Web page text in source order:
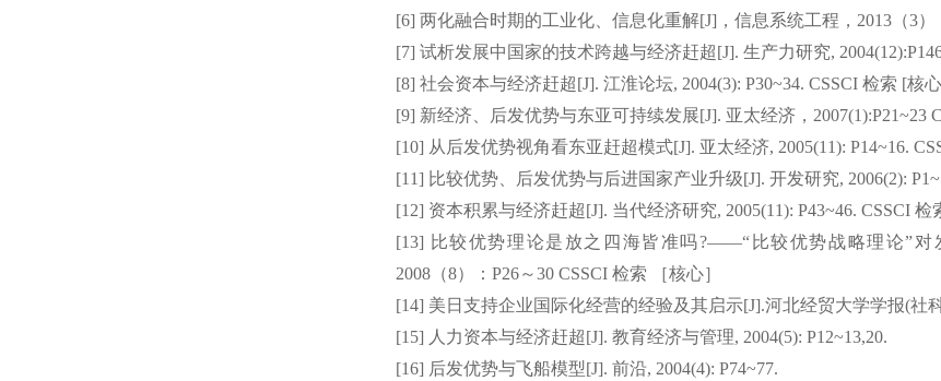
[6] 两化融合时期的工业化、 信息化重解[J] ，信息系统工程， 2013 （3）
[7] 试析发展中国家的技术跨越与经济赶超[J]. 生产力研究,
[8] 社会资本与经济赶超[J]. 江淮论坛, 2004(3): P30~34. CSSCI 检索 [核心
[9] 新经济、后发优势与东亚可持续发展[J]. 亚太经济， 2007(1):P21~23
[10] 从后发优势视角看东亚赶超模式[J]. 亚太经济, 2005(11): P14~16.
[11] 比较优势、后发优势与后进国家产业升级[J]. 开发研究, 2006(2):
[12] 资本积累与经济赶超[J]. 当代经济研究, 2005(11): P43~46. CSSCI 检
[13] 比较优势理论是放之四海皆准吗?——“比较优势战略理论”对
2008 （8）： P26～30 CSSCI 检索
［核心］
[14] 美日支持企业国际化经营的经验及其启示[J].河北经贸大学学报(社
[15] 人力资本与经济赶超[J]. 教育经济与管理, 2004(5): P12~13,20.
[16] 后发优势与飞船模型[J]. 前沿, 2004(4): P74~77.